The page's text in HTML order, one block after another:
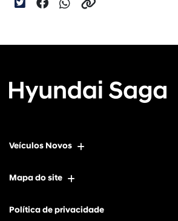
Veículos Novos
Mapa do site
Política de privacidade